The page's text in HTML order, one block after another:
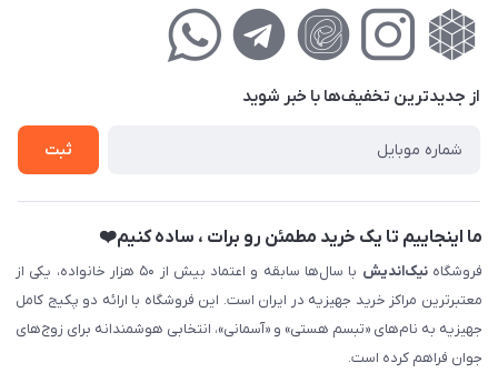
کوچه گلریز 4 غربی ، پلاک 13
لیست محصولات
راهنمای‌خرید‌آنلاین
حریم خصوصی
فروش‌اقساطی
از جدید‌ترین تخفیف‌ها با‌ خبر شوید
ثبت
ما اینجاییم تا یک خرید مطمئن رو برات ، ساده کنیم❤️
فروشگاهنیک‌اندیش
با سال‌ها سابقه و اعتماد بیش از ۵۰ هزار خانواده، یکی از
معتبرترین مراکز خرید جهیزیه در ایران است. این فروشگاه با ارائه دو پکیج کامل
جهیزیه به نام‌های «تبسم هستی» و «آسمانی»، انتخابی هوشمندانه برای زوج‌های
جوان فراهم کرده است.